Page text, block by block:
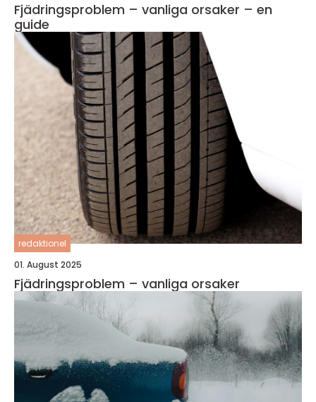
Fjädringsproblem – vanliga orsaker – en
guide
redaktionel
01. August 2025
Fjädringsproblem – vanliga orsaker